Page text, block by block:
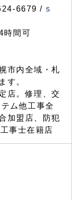
6679 / s
時間可
市内全域・札
す。
店。修理、交
ム他工事全
加盟店、防犯
事士在籍店